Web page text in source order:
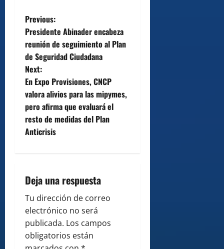
P
o
s
t
n
a
g
a
t
Previous:
Presidente Abinader encabeza
reunión de seguimiento al Plan
de Seguridad Ciudadana
Next:
En Expo Provisiones, CNCP
valora alivios para las mipymes,
pero afirma que evaluará el
resto de medidas del Plan
Anticrisis
Deja una respuesta
Tu dirección de correo
electrónico no será
publicada. Los campos
obligatorios están